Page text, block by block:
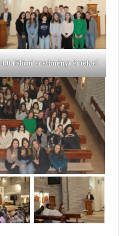
4,0 fölötti eredményt értek el